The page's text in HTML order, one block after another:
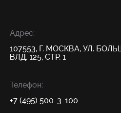
Адрес:
107553, Г. МОСКВА, УЛ.
ВЛД. 125, СТР. 1
Телефон:
+7 (495) 500-3-100